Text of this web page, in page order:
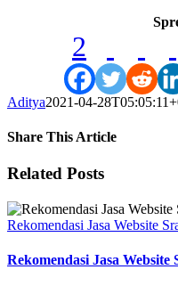
2
Aditya2021-04-
Share This Article
Facebook
X
LinkedIn
WhatsApp
Tumblr
Pinterest
Vk
Email
Related Posts
Rekomendasi Jasa Website
Rekomendasi Jasa Website